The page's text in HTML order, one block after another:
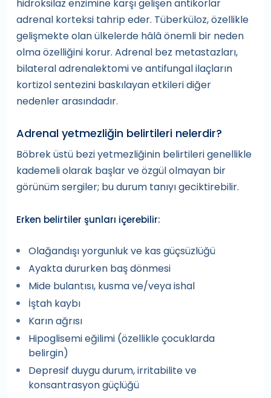
hidroksilaz enzimine karşı gelişen antikorlar
adrenal korteksi tahrip eder. Tüberküloz, özellikle
gelişmekte olan ülkelerde hâlâ önemli bir neden
olma özelliğini korur. Adrenal bez metastazları,
bilateral adrenalektomi ve antifungal ilaçların
kortizol sentezini baskılayan etkileri diğer
nedenler arasındadır.
Adrenal yetmezliğin belirtileri nelerdir?
Böbrek üstü bezi yetmezliğinin belirtileri genellikle
kademeli olarak başlar ve özgül olmayan bir
görünüm sergiler; bu durum tanıyı geciktirebilir.
Erken belirtiler şunları içerebilir:
Olağandışı yorgunluk ve kas güçsüzlüğü
Ayakta dururken baş dönmesi
Mide bulantısı, kusma ve/veya ishal
İştah kaybı
Karın ağrısı
Hipoglisemi eğilimi (özellikle çocuklarda
belirgin)
Depresif duygu durum, irritabilite ve
konsantrasyon güçlüğü